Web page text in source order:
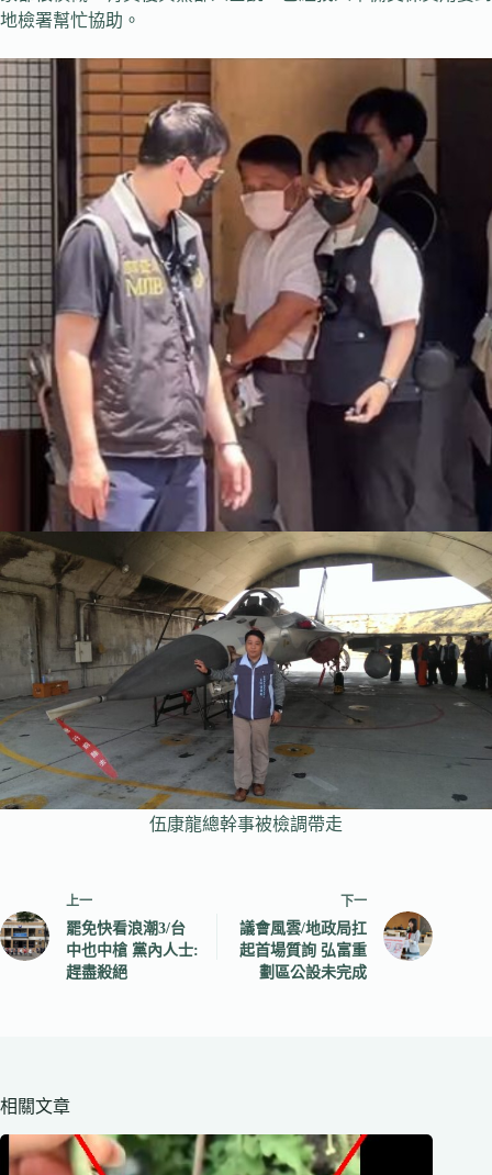
地檢署幫忙協助。
伍康龍總幹事被檢調帶走
上一
罷免快看浪潮3/台
中也中槍 黨內人士:
趕盡殺絕
下一
議會風雲/地政局扛
起首場質詢 弘富重
劃區公設未完成
相關文章